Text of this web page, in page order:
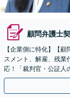
顧問弁護士
【企業側に特化】【
スメント、解雇、残業
応！「裁判官・公証人
先は数十万人規模の企